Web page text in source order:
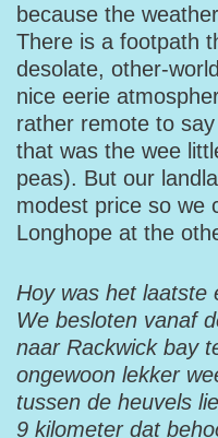
because the
There is a footpath
desolate, other-
nice eerie
rather remote to
that was the wee
peas). But our
modest price so we
Longhope at the
Hoy was het laatste
We besloten vanaf
naar Rackwick bay
ongewoon lekker
tussen de heuvels
9 kilometer dat